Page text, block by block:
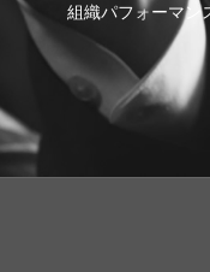
組織パフォーマン